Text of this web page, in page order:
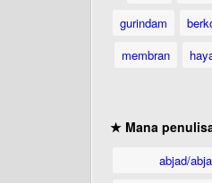
gurindam
membran
★ Mana
abjad/